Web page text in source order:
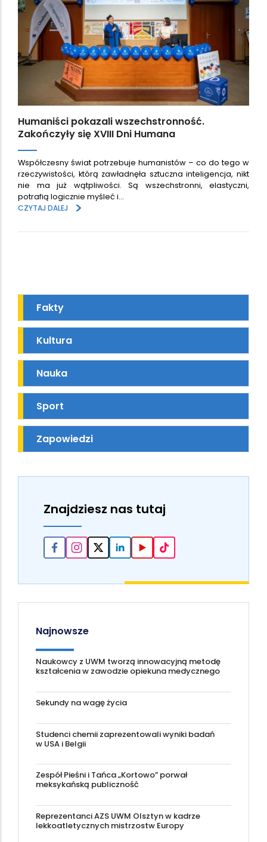
Humaniści pokazali wszechstronność.
Zakończyły się XVIII Dni Humana
Współczesny świat potrzebuje humanistów – co do tego w
rzeczywistości, którą zawładnęła sztuczna inteligencja, nikt
nie ma już wątpliwości. Są wszechstronni, elastyczni,
potrafią logicznie myśleć i…
CZYTAJ DALEJ
>
Fakty
Kultura
Nauka
Sport
Zapowiedzi
Znajdziesz nas tutaj
Najnowsze
Naukowcy z UWM tworzą innowacyjną metodę
kształcenia w zawodzie opiekuna medycznego
Sekundy na wagę życia
Studenci chemii zaprezentowali wyniki badań
w USA i Belgii
Zespół Pieśni i Tańca „Kortowo” porwał
meksykańską publiczność
Reprezentanci AZS UWM Olsztyn w kadrze
lekkoatletycznych mistrzostw Europy